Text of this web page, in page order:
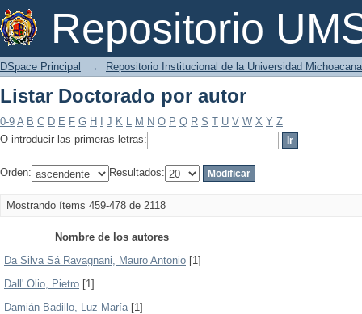
Repositorio
Listar Doctorado por autor
DSpace Principal → Repositorio Institucional de la Universidad
Listar Doctorado por autor
0-9 A B C D E F G H J K L M N O P Q R S T U V W X Y Z
O introducir las primeras letras:
Orden: Resultados:
Mostrando ítems 459-478 de 2118
Nombre de los autores
Da Silva Sá Ravagnani, Mauro Antonio [1]
Dall' Olio, Pietro [1]
Damián Badillo, Luz María[1]